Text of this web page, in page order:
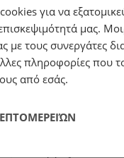
για να
μας.
με τους συνεργάτες
πληροφορίες που
από εσάς.